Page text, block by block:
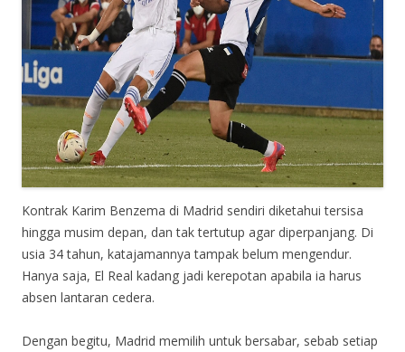
Kontrak Karim Benzema di Madrid sendiri diketahui tersisa
hingga musim depan, dan tak tertutup agar diperpanjang. Di
usia 34 tahun, katajamannya tampak belum mengendur.
Hanya saja, El Real kadang jadi kerepotan apabila ia harus
absen lantaran cedera.
Dengan begitu, Madrid memilih untuk bersabar, sebab setiap